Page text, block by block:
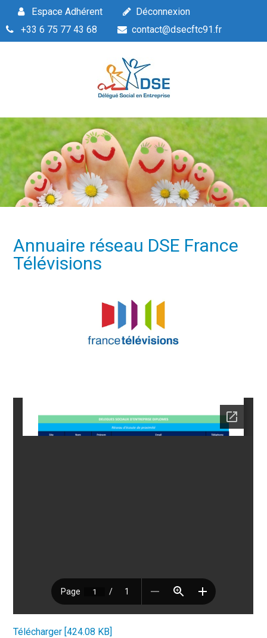
Espace Adhérent
Déconnexion
+33 6 75 77 43 68
contact@dsecftc91.fr
Annuaire réseau DSE France
Télévisions
Télécharger [424.08 KB]